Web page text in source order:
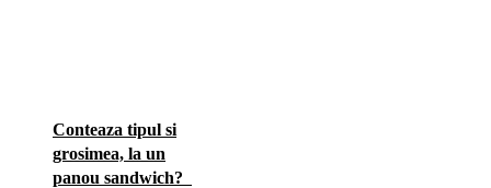
Conteaza tipul si
grosimea, la un
panou sandwich?